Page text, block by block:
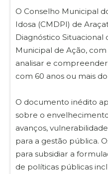
O Conselho Municipal
Idosa (CMDPI) de
Diagnóstico Situacional
Municipal de Ação,
analisar e
com 60 anos ou mais
O documento inédito
sobre o
avanços,
para a gestão pública.
para subsidiar a
de políticas públicas